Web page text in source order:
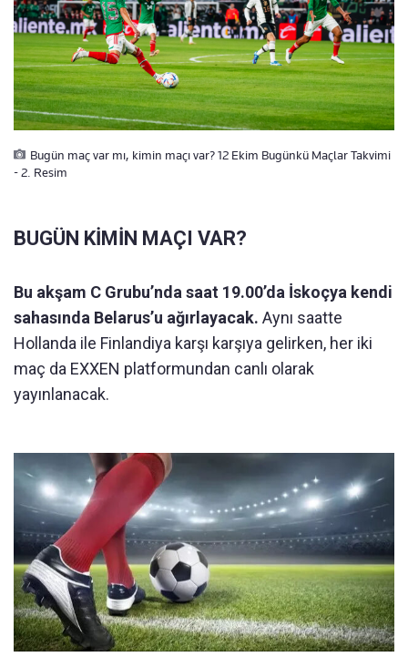
Bugün maç var mı, kimin maçı var? 12 Ekim Bugünkü Maçlar Takvimi
- 2. Resim
BUGÜN KİMİN MAÇI VAR?
Bu akşam C Grubu’nda saat 19.00’da İskoçya kendi
sahasında Belarus’u ağırlayacak. Aynı saatte
Hollanda ile Finlandiya karşı karşıya gelirken, her iki
maç da EXXEN platformundan canlı olarak
yayınlanacak.